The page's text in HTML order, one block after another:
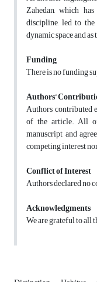
Zahedan, which
discipline, led to
dynamic space and
Funding
There is no funding
Authors’
Authors contributed
of the article. All
manuscript and
competing interest
Conflict of Interest
Authors declared no
Acknowledgments
We are grateful to all